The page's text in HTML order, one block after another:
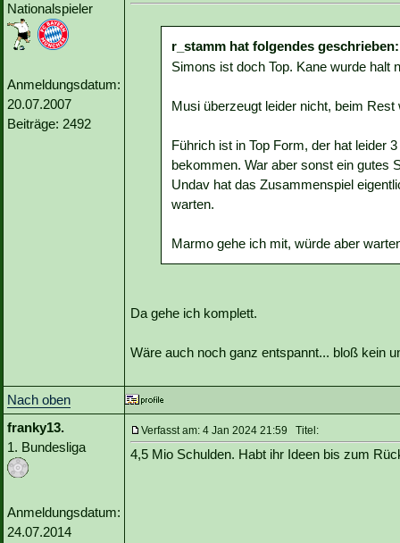
Nationalspieler
Anmeldungsdatum:
20.07.2007
Beiträge: 2492
r_stamm hat folgendes geschrieben:
Simons ist doch Top. Kane wurde halt
Musi überzeugt leider nicht, beim Rest
Führich ist in Top Form, der hat leider
bekommen. War aber sonst ein gutes
Undav hat das Zusammenspiel
warten.
Marmo gehe ich mit, würde aber
Da gehe ich komplett.
Wäre auch noch ganz entspannt... bloß kein
Nach oben
franky13.
1. Bundesliga
Anmeldungsdatum:
24.07.2014
Verfasst am: 4 Jan 2024 21:59 Titel:
4,5 Mio Schulden. Habt ihr Ideen bis zum